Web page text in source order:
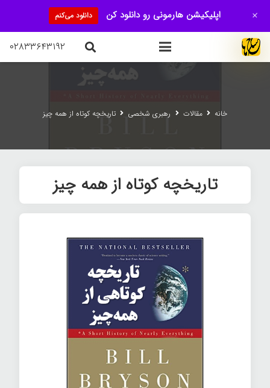
۰۲۸۳۳۶۴۳۱۹۲
خانه مقالات رهبری شخصی تاریخچه کوتاه از همه چیز
تاریخچه کوتاه از همه چیز
اپلیکیشن هارمونی رو دانلود کن دانلود می‌کنم +